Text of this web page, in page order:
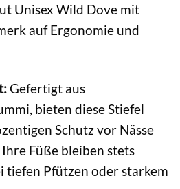
Unisex Wild Dove mit
auf Ergonomie und
Gefertigt aus
bieten diese Stiefel
Schutz vor Nässe
Füße bleiben stets
tiefen Pfützen oder starkem